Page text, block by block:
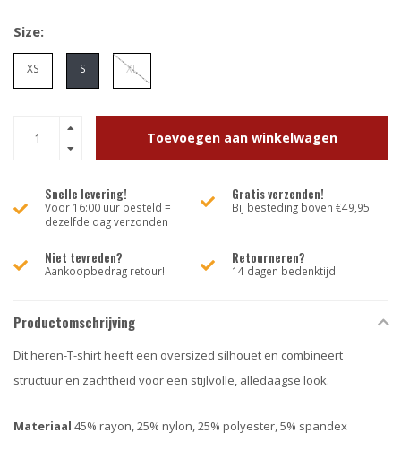
Size:
XS S XL
Toevoegen aan winkelwagen
Snelle levering!
Voor 16:00 uur besteld =
dezelfde dag verzonden
Gratis verzenden!
Bij besteding boven €49,95
Niet tevreden?
Aankoopbedrag retour!
Retourneren?
14 dagen bedenktijd
Productomschrijving
Dit heren-T-shirt heeft een oversized silhouet en combineert
structuur en zachtheid voor een stijlvolle, alledaagse look.
Materiaal 45% rayon, 25% nylon, 25% polyester, 5% spandex